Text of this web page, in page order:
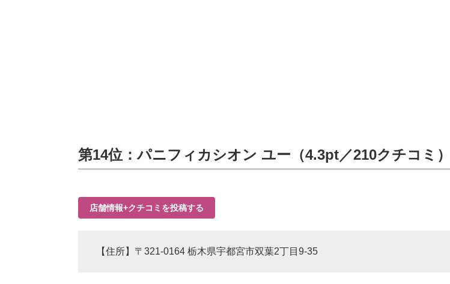
第14位：パニフィカシオン ユー（4.3pt／210クチコミ）
店舗情報+クチコミを投稿する
【住所】〒321-0164 栃木県宇都宮市双葉2丁目9-35